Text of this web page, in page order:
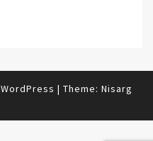
WordPress | Theme: Nisarg